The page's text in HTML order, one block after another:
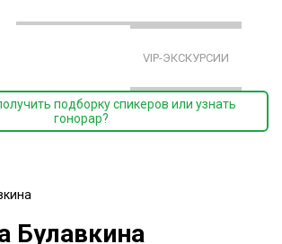
VIP-ЭКСКУРСИИ
подборку спикеров или узнать
гонорар?
Булавкина